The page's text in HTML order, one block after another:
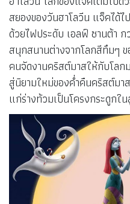
สยองของวันฮาโลวีน แจ็คได้
ด้วยไฟประดับ เอลฟ์ ซานต้า
สนุกสนานต่างจากโลกสีทึมๆ
คนจัดงานคริสต์มาสให้กับโล
สู่นิยามใหม่ของค่ำคืนคริสต์มา
แก่ร่างท้วมเป็นโครงกระดูกใ